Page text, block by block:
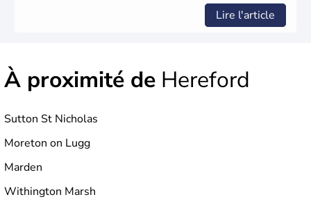
Lire l'article
À proximité de Hereford
Sutton St Nicholas
Moreton on Lugg
Marden
Withington Marsh